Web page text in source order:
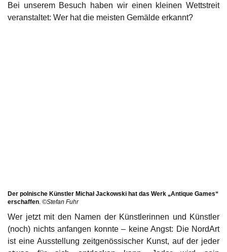
Bei unserem Besuch haben wir einen kleinen Wettstreit
veranstaltet: Wer hat die meisten Gemälde erkannt?
Der polnische Künstler Michał Jackowski hat das Werk „Antique Games“
erschaffen ©Stefan Fuhr
Wer jetzt mit den Namen der Künstlerinnen und Künstler
(noch) nichts anfangen konnte – keine Angst: Die NordArt
ist eine Ausstellung zeitgenössischer Kunst, auf der jeder